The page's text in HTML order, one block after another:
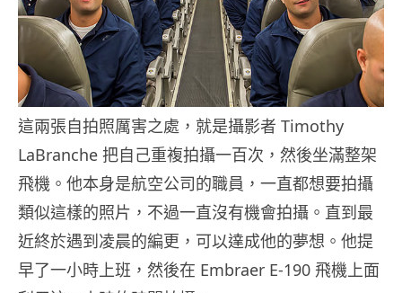
這兩張自拍照厲害之處，就是攝影者 Timothy
LaBranche 把自己重複拍攝一百次，然後坐滿整架
飛機。他本身是航空公司的職員，一直都想要拍攝
類似這樣的照片，不過一直沒有機會拍攝。直到最
近終於遇到凌晨的編更，可以達成他的夢想。他提
早了一小時上班，然後在 Embraer E-190 飛機上面